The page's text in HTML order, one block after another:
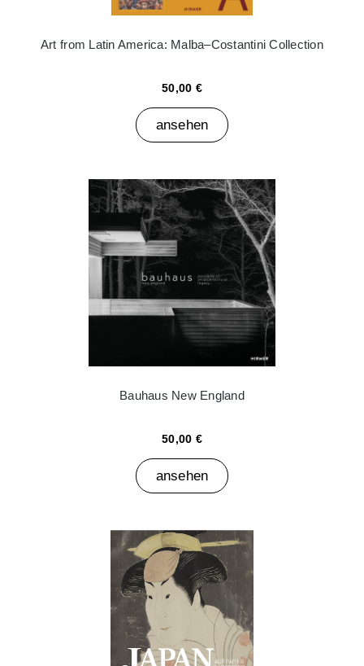
Art from Latin America: Malba–Costantini Collection
50,00 €
ansehen
Bauhaus New England
50,00 €
ansehen